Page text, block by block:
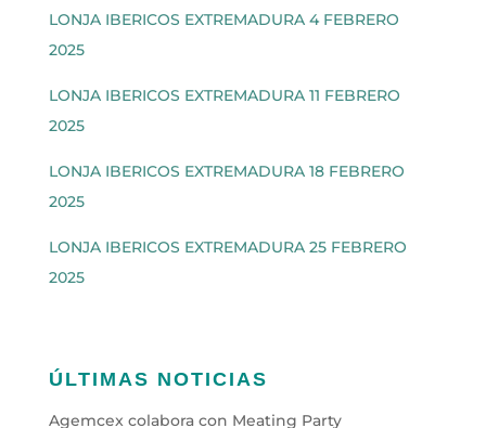
LONJA IBERICOS EXTREMADURA 4 FEBRERO
2025
LONJA IBERICOS EXTREMADURA 11 FEBRERO
2025
LONJA IBERICOS EXTREMADURA 18 FEBRERO
2025
LONJA IBERICOS EXTREMADURA 25 FEBRERO
2025
ÚLTIMAS NOTICIAS
Agemcex colabora con Meating Party